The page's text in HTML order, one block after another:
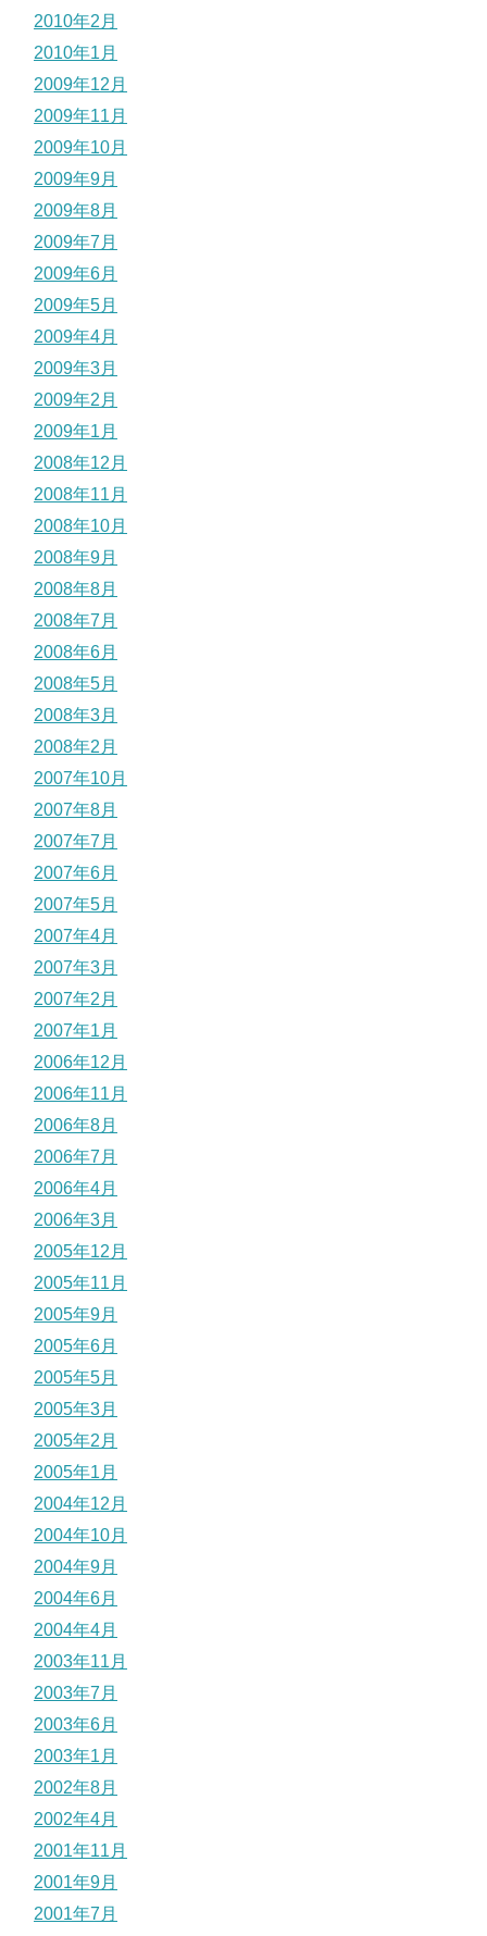
2010年2月
2010年1月
2009年12月
2009年11月
2009年10月
2009年9月
2009年8月
2009年7月
2009年6月
2009年5月
2009年4月
2009年3月
2009年2月
2009年1月
2008年12月
2008年11月
2008年10月
2008年9月
2008年8月
2008年7月
2008年6月
2008年5月
2008年3月
2008年2月
2007年10月
2007年8月
2007年7月
2007年6月
2007年5月
2007年4月
2007年3月
2007年2月
2007年1月
2006年12月
2006年11月
2006年8月
2006年7月
2006年4月
2006年3月
2005年12月
2005年11月
2005年9月
2005年6月
2005年5月
2005年3月
2005年2月
2005年1月
2004年12月
2004年10月
2004年9月
2004年6月
2004年4月
2003年11月
2003年7月
2003年6月
2003年1月
2002年8月
2002年4月
2001年11月
2001年9月
2001年7月